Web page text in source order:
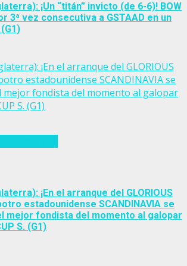
¡Un “titán” invicto (de 6-6)! BOW
3ª vez consecutiva a GSTAAD en un
¡En el arranque del GLORIOUS
estadounidense SCANDINAVIA se
mejor fondista del momento al galopar
S. (G1)
¡En el arranque del GLORIOUS
estadounidense SCANDINAVIA se
mejor fondista del momento al galopar
S. (G1)